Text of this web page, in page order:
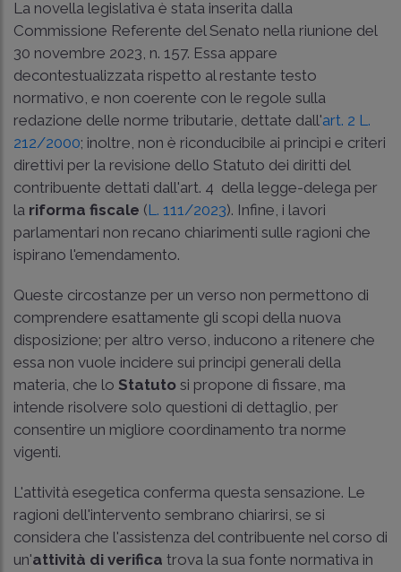
La novella legislativa è stata inserita dalla
Commissione Referente del Senato nella riunione del
30 novembre 2023, n. 157. Essa appare
decontestualizzata rispetto al restante testo
normativo, e non coerente con le regole sulla
redazione delle norme tributarie, dettate dall'art. 2 L.
212/2000; inoltre, non è riconducibile ai princìpi e criteri
direttivi per la revisione dello Statuto dei diritti del
contribuente dettati dall'art. 4 della legge-delega per
la riforma fiscale (L. 111/2023). Infine, i lavori
parlamentari non recano chiarimenti sulle ragioni che
ispirano l'emendamento.
Queste circostanze per un verso non permettono di
comprendere esattamente gli scopi della nuova
disposizione; per altro verso, inducono a ritenere che
essa non vuole incidere sui principi generali della
materia, che lo Statuto si propone di fissare, ma
intende risolvere solo questioni di dettaglio, per
consentire un migliore coordinamento tra norme
vigenti.
L'attività esegetica conferma questa sensazione. Le
ragioni dell'intervento sembrano chiarirsi, se si
considera che l'assistenza del contribuente nel corso di
un'attività di verifica trova la sua fonte normativa in